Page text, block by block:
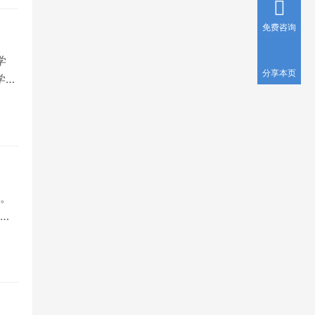
团
免费咨询
分享本页